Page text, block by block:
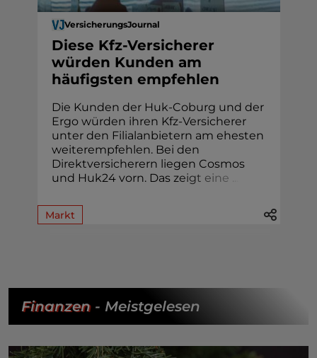
VersicherungsJournal
Diese Kfz-Versicherer
würden Kunden am
häufigsten empfehlen
Die Kunden der Huk-Coburg und der
Ergo würden ihren Kfz-Versicherer
unter den Filialanbietern am ehesten
weiterempfehlen. Bei den
Direktversicherern liegen Cosmos
und Huk24 vorn. Das zeigt eine
Markt
Finanzen- Meistgelesen